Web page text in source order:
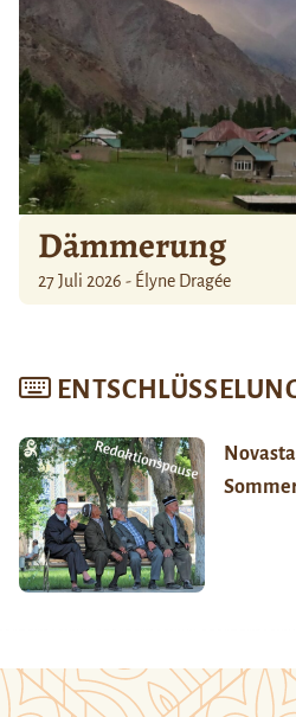
Dämmerung
27 Juli 2026 - Élyne Dragée